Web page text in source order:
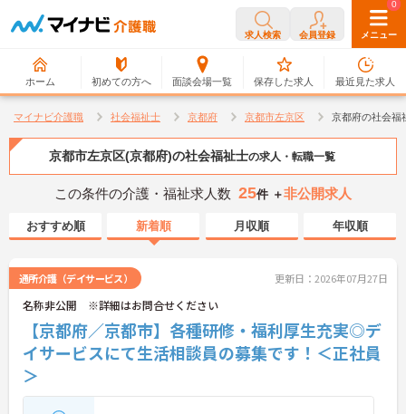
求人検索 会員登録 メニュー
ホーム 初めての方へ 面談会場一覧
0
保存した求人
0
最近見た求人
マイナビ介護職 社会福祉士 京都府 京都市左京区 京都府の社会福
京都市左京区(京都府)の社会福祉士の求人・転職一覧
この条件の介護・福祉求人数 25件 ＋非公開求人
おすすめ順 新着順 月収順 年収順
通所介護（デイサービス） 更新日：2026年07月27日
名称非公開 ※詳細はお問合せください
【京都府／京都市】各種研修・福利厚生充実◎デ
イサービスにて生活相談員の募集です！＜正社員
＞